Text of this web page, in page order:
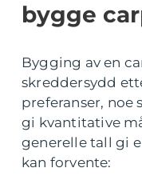
bygge
Bygging av en
skreddersydd
preferanser, noe
gi kvantitative
generelle tall gi
kan forvente: